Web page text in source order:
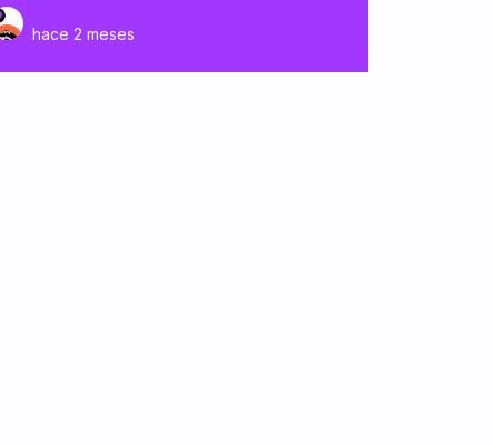
hace 2 meses